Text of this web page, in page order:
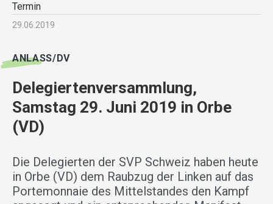
Termin
29.06.2019
ANLASS/DV
Delegiertenversammlung,
Samstag 29. Juni 2019 in Orbe
(VD)
Die Delegierten der SVP Schweiz haben heute
in Orbe (VD) dem Raubzug der Linken auf das
Portemonnaie des Mittelstandes den Kampf